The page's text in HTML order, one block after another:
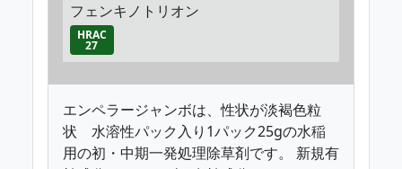
フェンキノトリオン
HRAC
27
エンペラージャンボは、性状が淡褐色粒
状 水溶性パック入り1パック25gの水稲
用の初・中期一発処理除草剤です。 新規有